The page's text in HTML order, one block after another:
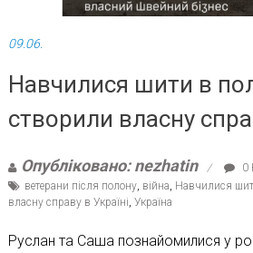
09.06.
Навчилися шити в
створили власну
Опубліковано: nezhatin
0
ветерани після полону, війна, Навчилися
власну справу в Україні, Україна
Руслан та Саша познайомилися у